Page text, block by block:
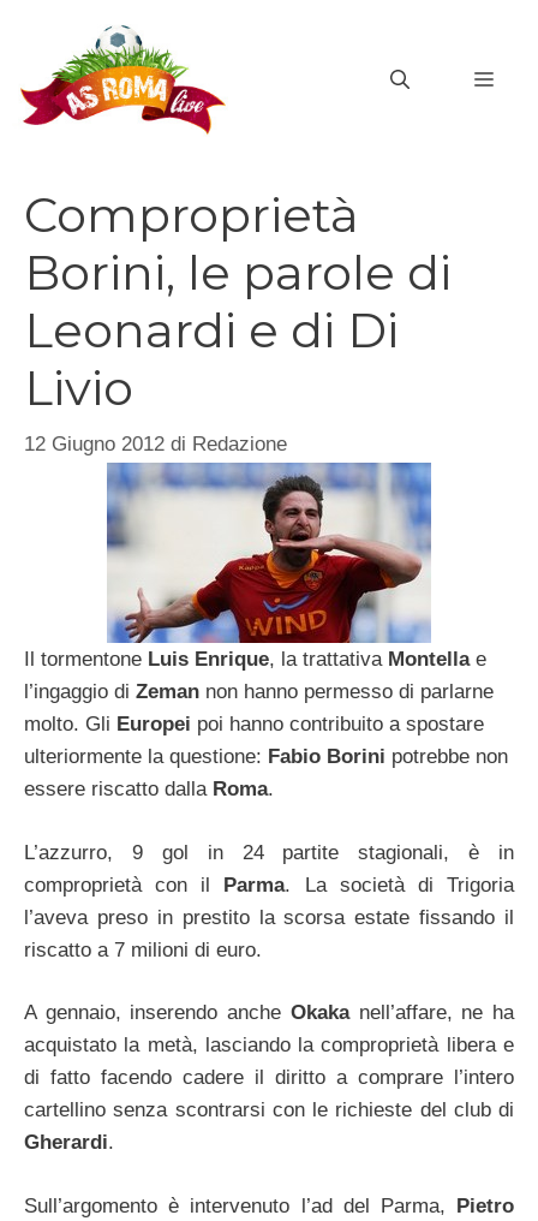
contenuto
Comproprietà
Borini, le parole di
Leonardi e di Di
Livio
12 Giugno 2012 di Redazione
Il tormentone Luis Enrique, la trattativa Montellae
l’ingaggio di Zeman non hanno permesso di parlarne
molto. Gli Europei poi hanno contribuito a spostare
ulteriormente la questione: Fabio Borini potrebbe non
essere riscatto dalla Roma.
L’azzurro, 9 gol in 24 partite stagionali, è in
comproprietà con il Parma. La società di Trigoria
l’aveva preso in prestito la scorsa estate fissando il
riscatto a 7 milioni di euro.
A gennaio, inserendo anche Okakanell’affare, ne ha
acquistato la metà, lasciando la comproprietà libera e
di fatto facendo cadere il diritto a comprare l’intero
cartellino senza scontrarsi con le richieste del club di
Gherardi.
Sull’argomento è intervenuto l’ad del Parma, Pietro